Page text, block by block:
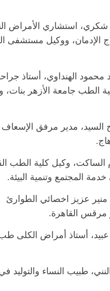
شكري، استشاري الأمراض
الإدمان، ووكيل مستشفى
محمود الهنداوي، أستاذ
الطب جامعة الأزهر بنات،
السيد، مدير مرفق الإسعاف
الساكت، وكيل كلية الطب
المجتمع وتنمية البيئة.
منير عزيز اخصائي الطوارئ
القاهرة.
عبيد، أستاذ أمراض الكلى
طبيب النساء والتوليد